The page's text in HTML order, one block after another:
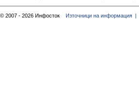
© 2007 - 2026 Инфосток Източници на информация |